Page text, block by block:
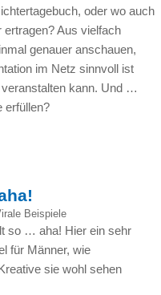
oder wo auch
Aus vielfach
genauer anschauen,
im Netz sinnvoll ist
kann. Und …
erfüllen?
Beispiele
so … aha! Hier ein sehr
für Männer, wie
sie wohl sehen